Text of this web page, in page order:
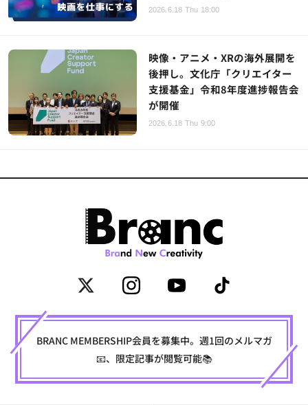
2026.6.18 Thu 18:00
映像・アニメ・XRの海外展開を
後押し。文化庁「クリエイター
支援基金」令和8年度進捗報告会
が開催
2026.6.18 Thu 9:00
BRANC MEMBERSHIP会員を募集中。週1回のメルマガ
📧、限定記事が閲覧可能📚